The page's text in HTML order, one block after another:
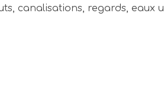
canalisations, regards, eaux